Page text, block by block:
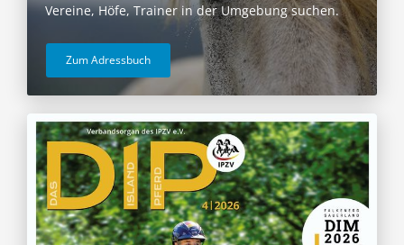
Vereine, Höfe, Trainer in der Umgebung suchen.
Zum Adressbuch